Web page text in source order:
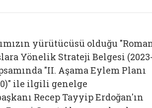
yürütücüsü olduğu
Yönelik Strateji Belgesi
"II. Aşama Eylem Planı
ile ilgili genelge
Recep Tayyip Erdoğan'ın